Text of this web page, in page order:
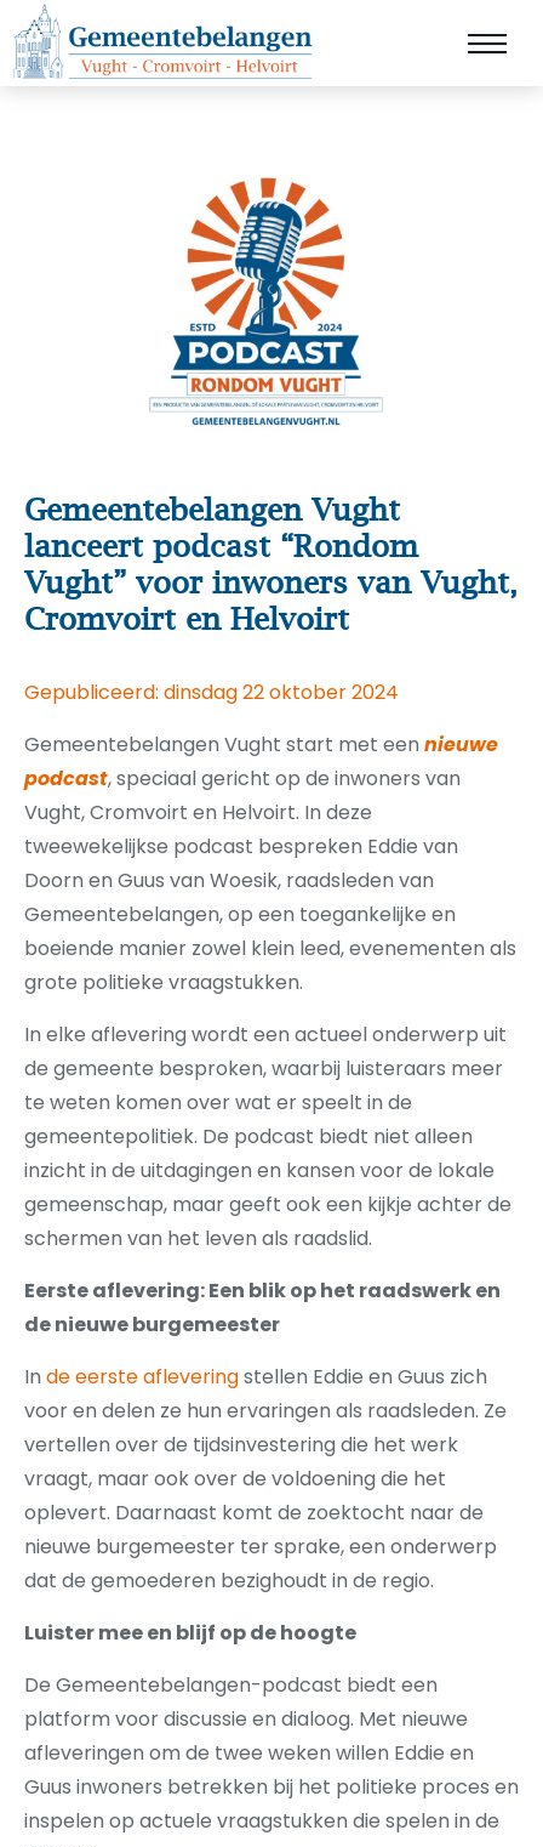
Gemeentebelangen Vught
lanceert podcast “Rondom
Vught” voor inwoners van Vught,
Cromvoirt en Helvoirt
Gepubliceerd: dinsdag 22 oktober 2024
Gemeentebelangen Vught start met een nieuwe
podcast, speciaal gericht op de inwoners van
Vught, Cromvoirt en Helvoirt. In deze
tweewekelijkse podcast bespreken Eddie van
Doorn en Guus van Woesik, raadsleden van
Gemeentebelangen, op een toegankelijke en
boeiende manier zowel klein leed, evenementen als
grote politieke vraagstukken.
In elke aflevering wordt een actueel onderwerp uit
de gemeente besproken, waarbij luisteraars meer
te weten komen over wat er speelt in de
gemeentepolitiek. De podcast biedt niet alleen
inzicht in de uitdagingen en kansen voor de lokale
gemeenschap, maar geeft ook een kijkje achter de
schermen van het leven als raadslid.
Eerste aflevering: Een blik op het raadswerk en
de nieuwe burgemeester
In de eerste afleveringstellen Eddie en Guus zich
voor en delen ze hun ervaringen als raadsleden. Ze
vertellen over de tijdsinvestering die het werk
vraagt, maar ook over de voldoening die het
oplevert. Daarnaast komt de zoektocht naar de
nieuwe burgemeester ter sprake, een onderwerp
dat de gemoederen bezighoudt in de regio.
Luister mee en blijf op de hoogte
De Gemeentebelangen-podcast biedt een
platform voor discussie en dialoog. Met nieuwe
afleveringen om de twee weken willen Eddie en
Guus inwoners betrekken bij het politieke proces en
inspelen op actuele vraagstukken die spelen in de